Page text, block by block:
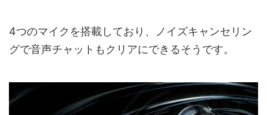
4つのマイクを搭載しており、ノイズキャンセリン
グで音声チャットもクリアにできるそうです。